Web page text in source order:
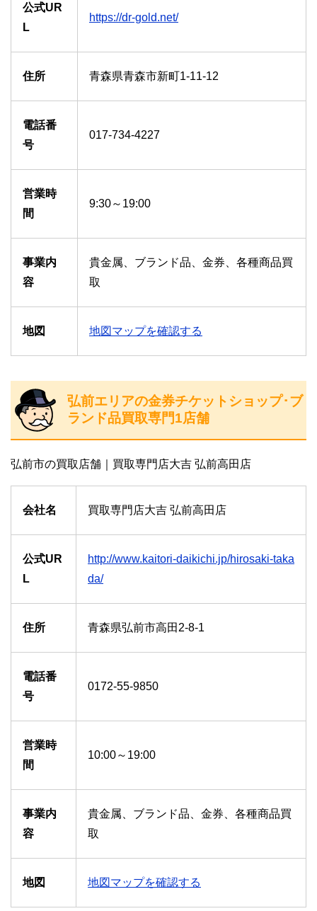
公式UR
L
https://dr-gold.net/
住所 青森県青森市新町1-11-12
電話番
号
017-734-4227
営業時
間
9:30～19:00
事業内
容
貴金属、ブランド品、金券、各種商品買
取
地図 地図マップを確認する
弘前エリアの金券チケットショップ･ブ
ランド品買取専門1店舗
弘前市の買取店舗｜買取専門店大吉 弘前高田店
会社名 買取専門店大吉 弘前高田店
公式UR
L
http://www.kaitori-daikichi.jp/hirosaki-taka
da/
住所 青森県弘前市高田2-8-1
電話番
号
0172-55-9850
営業時
間
10:00～19:00
事業内
容
貴金属、ブランド品、金券、各種商品買
取
地図 地図マップを確認する